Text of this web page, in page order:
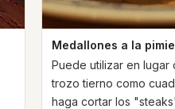
Medallones a la
Puede utilizar en lugar
trozo tierno como
haga cortar los